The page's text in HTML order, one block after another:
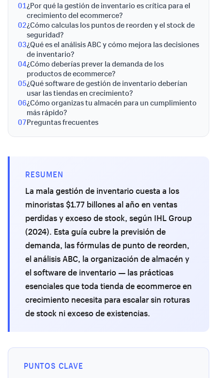
01¿Por qué la gestión de inventario es crítica para el
crecimiento del ecommerce?
02¿Cómo calculas los puntos de reorden y el stock de
seguridad?
03¿Qué es el análisis ABC y cómo mejora las decisiones
de inventario?
04¿Cómo deberías prever la demanda de los
productos de ecommerce?
05¿Qué software de gestión de inventario deberían
usar las tiendas en crecimiento?
06¿Cómo organizas tu almacén para un cumplimiento
más rápido?
07Preguntas frecuentes
RESUMEN
La mala gestión de inventario cuesta a los
minoristas $1.77 billones al año en ventas
perdidas y exceso de stock, según IHL Group
(2024). Esta guía cubre la previsión de
demanda, las fórmulas de punto de reorden,
el análisis ABC, la organización de almacén y
el software de inventario — las prácticas
esenciales que toda tienda de ecommerce en
crecimiento necesita para escalar sin roturas
de stock ni exceso de existencias.
PUNTOS CLAVE